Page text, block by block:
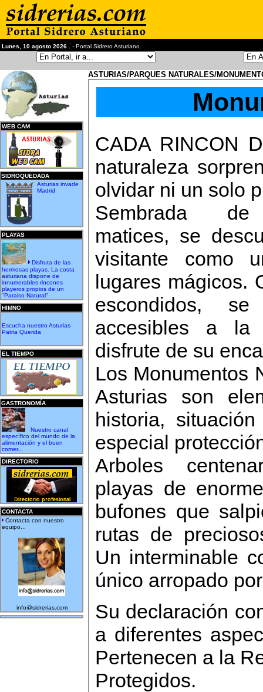
Lunes, 10 agosto 2026 . - Portal Sidrero Asturiano.
WEB CAM
SIDROQUEDADA
Asturias invade
Madrid
PLAYAS
Disfruta de las
hermosas playas. La costa
asturiana dispone de
innumerables rincones
playeros propios de un
"Paraiso Natural".
HIMNO
Escucha nuestro Asturias
Patria Querida
EL TIEMPO
GASTRONOMÍA
Nuestro canal
específico del mundo de la
alimentación y el buen
comer...
DIRECTORIO
CONTACTA
Contacta con nuestro
equipo...
info@sidrerias.com
ASTURIAS/PARQUES NATURALES/
CADA RINCON
naturaleza
olvidar ni un solo
Sembrada de
matices, se
visitante como
lugares mágicos.
escondidos, se
accesibles a
disfrute de su
Los Monumentos
Asturias son
historia,
especial
Arboles
playas de
bufones que
rutas de
Un interminable
único arropado
Su declaración
a diferentes
Pertenecen a la
Protegidos.